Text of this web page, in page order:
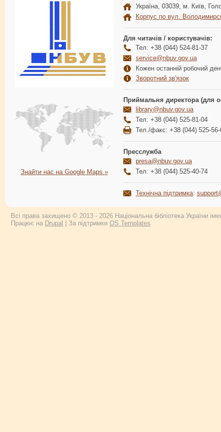
Знайти нас на Google Maps »
Україна, 03039, м. Київ,
Корпус по вул.
Для читачів / користувачів:
Тел: +38 (044) 524-81-37
service@nbuv.gov.ua
Кожен останній робочий
Зворотний зв'язок
Приймальня директора (для
library@nbuv.gov.ua
Тел: +38 (044) 525-81-04
Тел./факс: +38 (044) 525-56-
Пресслужба
presa@nbuv.gov.ua
Тел: +38 (044) 525-40-74
Технічна підтримка:
Всі права захищено © 2013 - 2026 Національна бібліотека України
Працює на Drupal | За підтримки OS Templates